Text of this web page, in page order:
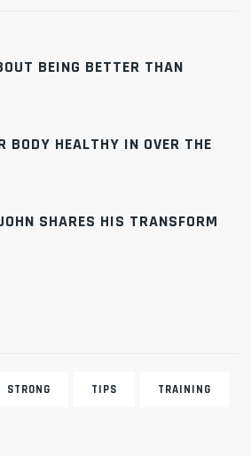
BEING BETTER THAN
BODY HEALTHY IN OVER THE
SHARES HIS TRANSFORM
STRONG TIPS TRAINING